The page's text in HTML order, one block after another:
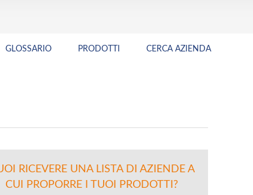
GLOSSARIO PRODOTTI CERCA AZIENDA
RICEVERE UNA LISTA DI AZIENDE A
CUI PROPORRE I TUOI PRODOTTI?